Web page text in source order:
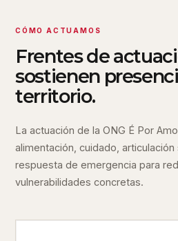
CÓMO ACTUAMOS
Frentes de
sostienen
territorio.
La actuación de la ONG É Por
alimentación, cuidado, articulación
respuesta de emergencia para
vulnerabilidades concretas.